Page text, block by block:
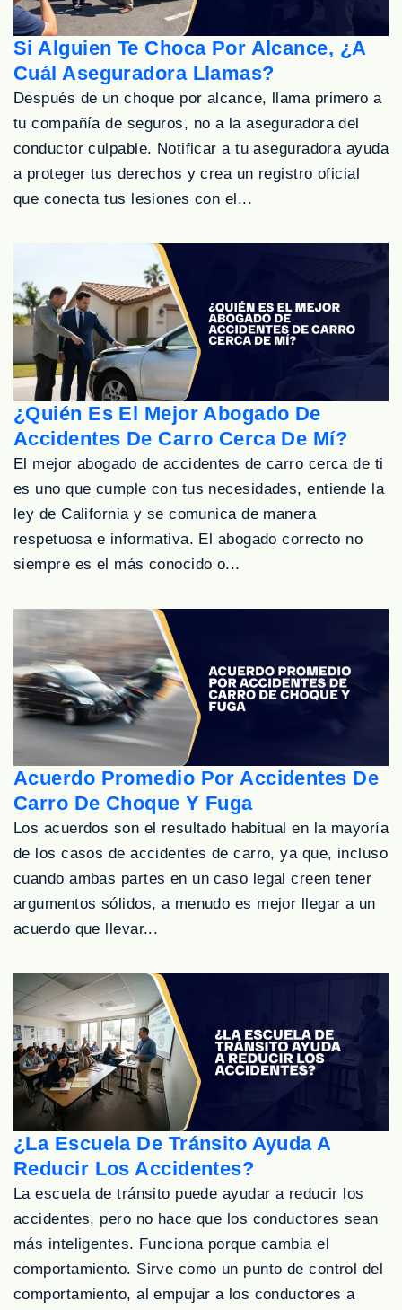
Si Alguien Te Choca Por Alcance, ¿A
Cuál Aseguradora Llamas?
Después de un choque por alcance, llama primero a
tu compañía de seguros, no a la aseguradora del
conductor culpable. Notificar a tu aseguradora ayuda
a proteger tus derechos y crea un registro oficial
que conecta tus lesiones con el...
¿Quién Es El Mejor Abogado De
Accidentes De Carro Cerca De Mí?
El mejor abogado de accidentes de carro cerca de ti
es uno que cumple con tus necesidades, entiende la
ley de California y se comunica de manera
respetuosa e informativa. El abogado correcto no
siempre es el más conocido o...
Acuerdo Promedio Por Accidentes De
Carro De Choque Y Fuga
Los acuerdos son el resultado habitual en la mayoría
de los casos de accidentes de carro, ya que, incluso
cuando ambas partes en un caso legal creen tener
argumentos sólidos, a menudo es mejor llegar a un
acuerdo que llevar...
¿La Escuela De Tránsito Ayuda A
Reducir Los Accidentes?
La escuela de tránsito puede ayudar a reducir los
accidentes, pero no hace que los conductores sean
más inteligentes. Funciona porque cambia el
comportamiento. Sirve como un punto de control del
comportamiento, al empujar a los conductores a